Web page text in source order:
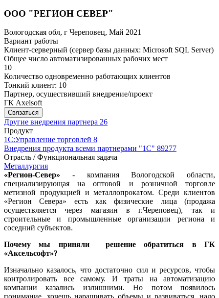
ООО "РЕГИОН СЕВЕР"
Вологодская обл, г Череповец, Май 2021
Вариант работы
Клиент-серверный (сервер базы данных: Microsoft SQL Server)
Общее число автоматизированных рабочих мест
10
Количество одновременно работающих клиентов
Тонкий клиент: 10
Партнер, осуществивший внедрение/проект
ГК Axelsoft
Связаться
Другие внедрения партнера 26
Продукт
1С:Управление торговлей 8
Внедрения продукта всеми партнерами "1С" 89277
Отрасль / Функциональная задача
Металлургия
«Регион-Север» - компания Вологодской области,
специализирующая на оптовой и розничной торговле
метизной продукцией и металлопрокатом. Среди клиентов
«Регион Севера» есть как физические лица (продажа
осуществляется через магазин в г.Череповец), так и
строительные и промышленные организации региона и
соседний субъектов.
Почему мы приняли решение обратиться в ГК
«Аксельсофт»?
Изначально казалось, что достаточно сил и ресурсов, чтобы
контролировать все самому. И траты на автоматизацию
компании казались излишними. Но потом появилось